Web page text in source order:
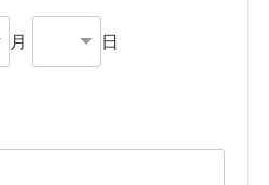
月 日